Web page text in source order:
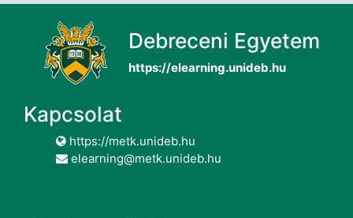
Debreceni Egyetem
https://elearning.unideb.hu
Kapcsolat
https://metk.unideb.hu
elearning@metk.unideb.hu